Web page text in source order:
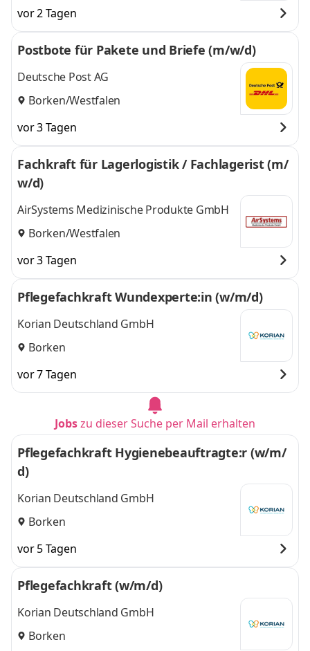
vor 2 Tagen
Postbote für Pakete und Briefe (m/w/d)
Deutsche Post AG
Borken/Westfalen
vor 3 Tagen
Fachkraft für Lagerlogistik / Fachlagerist (m/
w/d)
AirSystems Medizinische Produkte GmbH
Borken/Westfalen
vor 3 Tagen
Pflegefachkraft Wundexperte:in (w/m/d)
Korian Deutschland GmbH
Borken
vor 7 Tagen
Jobszu dieser Suche per Mail erhalten
Pflegefachkraft Hygienebeauftragte:r (w/m/
d)
Korian Deutschland GmbH
Borken
vor 5 Tagen
Pflegefachkraft (w/m/d)
Korian Deutschland GmbH
Borken